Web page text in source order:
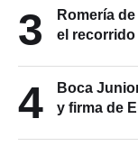
3
Romería
el recorrido
4
Boca
y firma de